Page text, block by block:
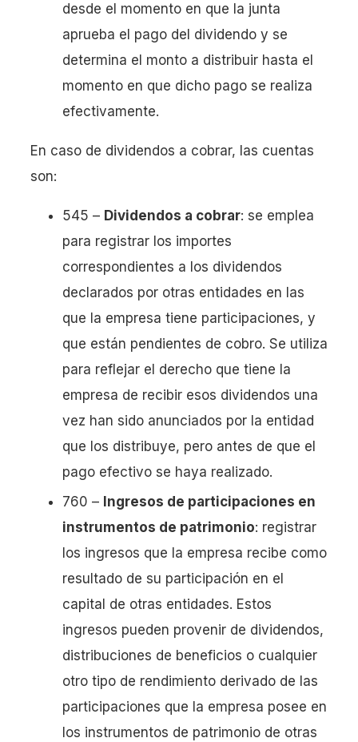
desde el momento en que la junta
aprueba el pago del dividendo y se
determina el monto a distribuir hasta el
momento en que dicho pago se realiza
efectivamente.
En caso de dividendos a cobrar, las cuentas
son:
545 – Dividendos a cobrar: se emplea
para registrar los importes
correspondientes a los dividendos
declarados por otras entidades en las
que la empresa tiene participaciones, y
que están pendientes de cobro. Se utiliza
para reflejar el derecho que tiene la
empresa de recibir esos dividendos una
vez han sido anunciados por la entidad
que los distribuye, pero antes de que el
pago efectivo se haya realizado.
760 – Ingresos de participaciones en
instrumentos de patrimonio: registrar
los ingresos que la empresa recibe como
resultado de su participación en el
capital de otras entidades. Estos
ingresos pueden provenir de dividendos,
distribuciones de beneficios o cualquier
otro tipo de rendimiento derivado de las
participaciones que la empresa posee en
los instrumentos de patrimonio de otras